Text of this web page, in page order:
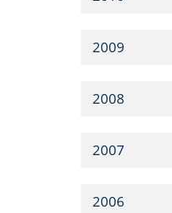
2009
2008
2007
2006